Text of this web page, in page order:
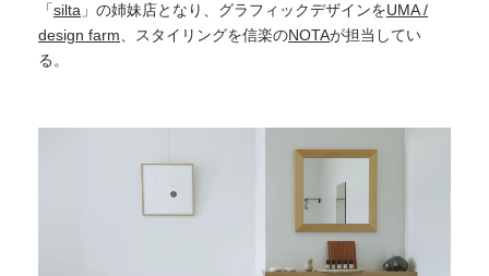
「silta 」の姉妹店となり、グラフィックデザインをUMA /
design farm 、スタイリングを信楽のNOTAが担当してい
る。